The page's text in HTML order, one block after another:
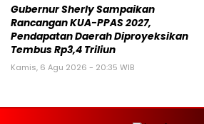
Gubernur Sherly Sampaikan
Rancangan KUA-PPAS 2027,
Pendapatan Daerah Diproyeksikan
Tembus Rp3,4 Triliun
Kamis, 6 Agu 2026 - 20:35 WIB